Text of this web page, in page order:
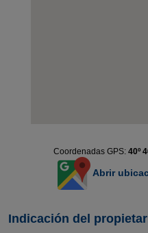
Coordenadas GPS: 40º
Abrir
Indicación del